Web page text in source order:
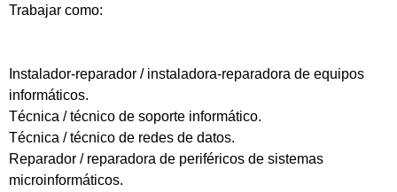
Trabajar como:
Instalador-reparador / instaladora-reparadora de equipos
informáticos.
Técnica / técnico de soporte informático.
Técnica / técnico de redes de datos.
Reparador / reparadora de periféricos de sistemas
microinformáticos.